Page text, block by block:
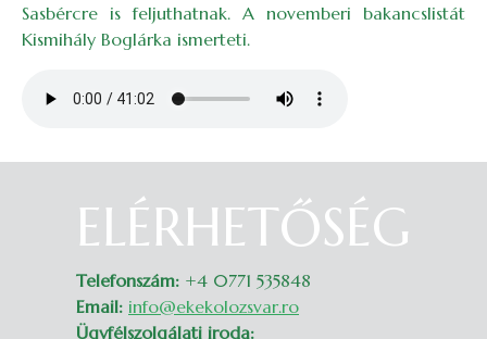
Sasbércre is feljuthatnak. A novemberi bakancslistát
Kismihály Boglárka ismerteti.
ELÉRHETŐSÉG
Telefonszám: +4 0771 535848
Email: info@ekekolozsvar.ro
Ügyfélszolgálati iroda: